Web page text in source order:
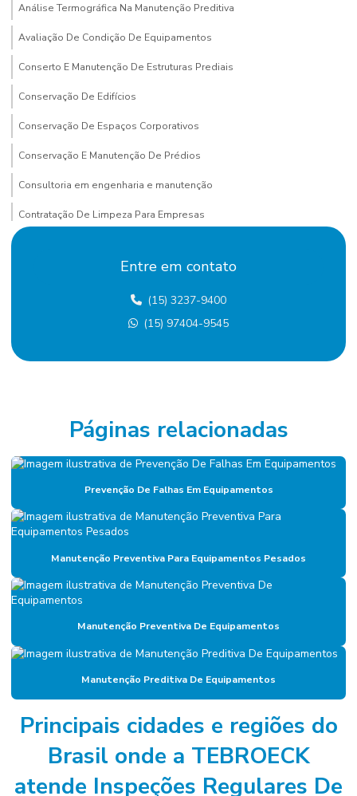
Análise Termográfica Na Manutenção Preditiva
Avaliação De Condição De Equipamentos
Conserto E Manutenção De Estruturas Prediais
Conservação De Edifícios
Conservação De Espaços Corporativos
Conservação E Manutenção De Prédios
Consultoria em engenharia e manutenção
Contratação De Limpeza Para Empresas
Contratação de mão de obra terceirizada
Custo terceirização mão de obra
Empresa De Manutenção Predial
Empresa De Serviços De Manutenção
Empresa de facilities
Empresa de facilities industrial
Empresa de gestão de ativos industriais
Empresa de gestão de manutenção
Empresa gestora de ativos
Empresa de manutenção
Empresa de manutenção corporativa
Empresa de manutenção industrial
Empresa de manutenção preventiva
Entre em contato
(15) 3237-9400
(15) 97404-9545
Páginas relacionadas
Prevenção De Falhas Em Equipamentos
Manutenção Preventiva Para Equipamentos Pesados
Manutenção Preventiva De Equipamentos
Manutenção Preditiva De Equipamentos
Principais cidades e regiões do
Brasil onde a TEBROECK
atende Inspeções Regulares De